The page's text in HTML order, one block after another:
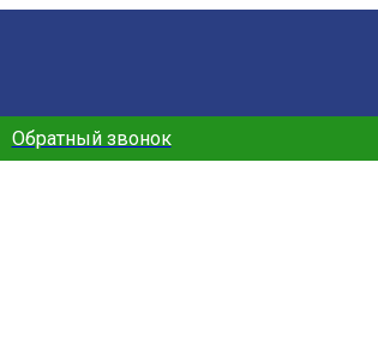
Обратный звонок